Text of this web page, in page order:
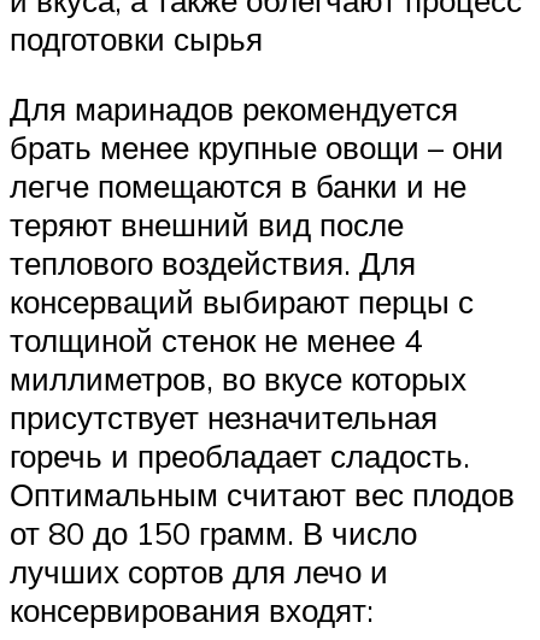
подготовки сырья
Для маринадов рекомендуется
брать менее крупные овощи – они
легче помещаются в банки и не
теряют внешний вид после
теплового воздействия. Для
консерваций выбирают перцы с
толщиной стенок не менее 4
миллиметров, во вкусе которых
присутствует незначительная
горечь и преобладает сладость.
Оптимальным считают вес плодов
от 80 до 150 грамм. В число
лучших сортов для лечо и
консервирования входят: